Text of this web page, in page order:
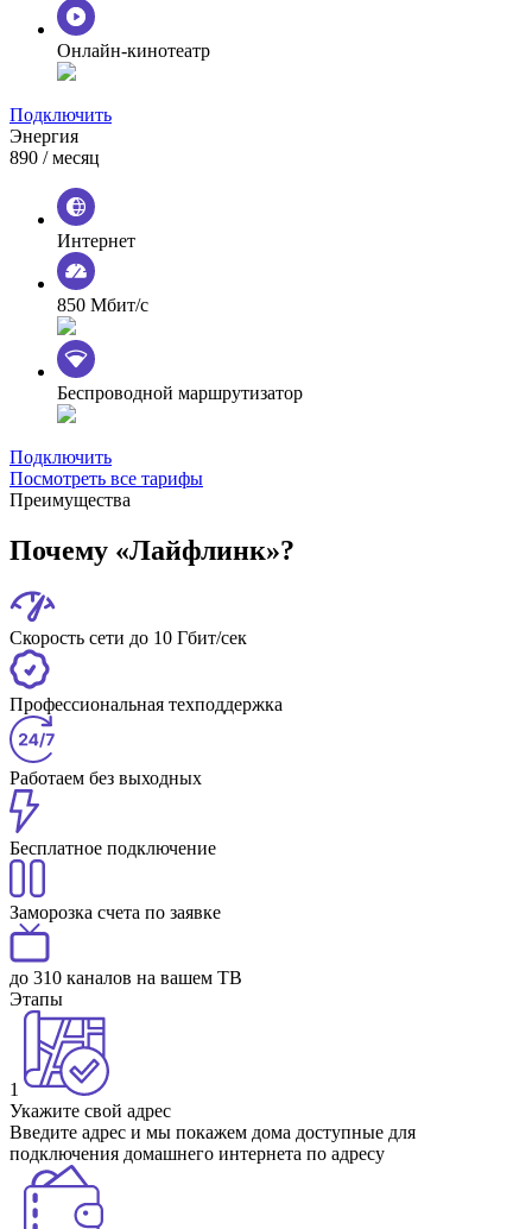
Онлайн-кинотеатр
Подключить
Энергия
890 / месяц
Интернет
850 Мбит/с
Беспроводной маршрутизатор
Подключить
Посмотреть все тарифы
Преимущества
Почему «Лайфлинк»?
Скорость сети до 10 Гбит/сек
Профессиональная техподдержка
Работаем без выходных
Бесплатное подключение
Заморозка счета по заявке
до 310 каналов на вашем ТВ
Этапы
1
Укажите свой адрес
Введите адрес и мы покажем дома доступные для
подключения домашнего интернета по адресу